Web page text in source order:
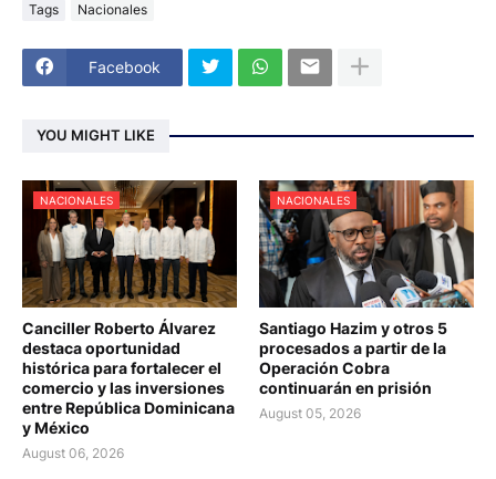
Tags Nacionales
Facebook
YOU MIGHT LIKE
NACIONALES
Canciller Roberto Álvarez
destaca oportunidad
histórica para fortalecer el
comercio y las inversiones
entre República Dominicana
y México
August 06, 2026
NACIONALES
Santiago Hazim y otros 5
procesados a partir de la
Operación Cobra
continuarán en prisión
August 05, 2026